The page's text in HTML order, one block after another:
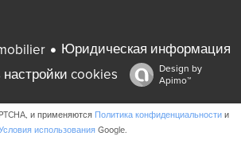
Юридическая информация
cookies
Design by
Apimo™
и применяются Политика конфиденциальностии
использования Google.